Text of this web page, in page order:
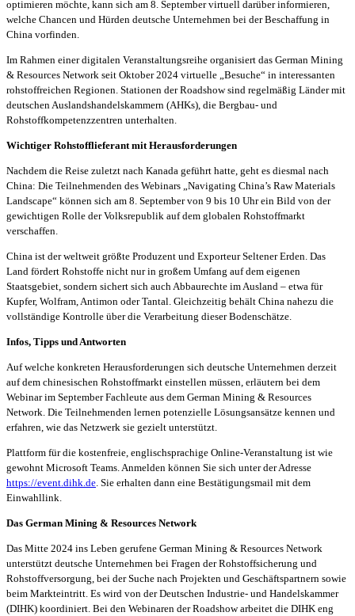
optimieren möchte, kann sich am 8. September virtuell darüber informieren,
welche Chancen und Hürden deutsche Unternehmen bei der Beschaffung in
China vorfinden.
Im Rahmen einer digitalen Veranstaltungsreihe organisiert das German Mining
& Resources Network seit Oktober 2024 virtuelle „Besuche“ in interessanten
rohstoffreichen Regionen. Stationen der Roadshow sind regelmäßig Länder mit
deutschen Auslandshandelskammern (AHKs), die Bergbau- und
Rohstoffkompetenzzentren unterhalten.
Wichtiger Rohstofflieferant mit Herausforderungen
Nachdem die Reise zuletzt nach Kanada geführt hatte, geht es diesmal nach
China: Die Teilnehmenden des Webinars „Navigating China’s Raw Materials
Landscape“ können sich am 8. September von 9 bis 10 Uhr ein Bild von der
gewichtigen Rolle der Volksrepublik auf dem globalen Rohstoffmarkt
verschaffen.
China ist der weltweit größte Produzent und Exporteur Seltener Erden. Das
Land fördert Rohstoffe nicht nur in großem Umfang auf dem eigenen
Staatsgebiet, sondern sichert sich auch Abbaurechte im Ausland – etwa für
Kupfer, Wolfram, Antimon oder Tantal. Gleichzeitig behält China nahezu die
vollständige Kontrolle über die Verarbeitung dieser Bodenschätze.
Infos, Tipps und Antworten
Auf welche konkreten Herausforderungen sich deutsche Unternehmen derzeit
auf dem chinesischen Rohstoffmarkt einstellen müssen, erläutern bei dem
Webinar im September Fachleute aus dem German Mining & Resources
Network. Die Teilnehmenden lernen potenzielle Lösungsansätze kennen und
erfahren, wie das Netzwerk sie gezielt unterstützt.
Plattform für die kostenfreie, englischsprachige Online-Veranstaltung ist wie
gewohnt Microsoft Teams. Anmelden können Sie sich unter der Adresse
https://event.dihk.de . Sie erhalten dann eine Bestätigungsmail mit dem
Einwahllink.
Das German Mining & Resources Network
Das Mitte 2024 ins Leben gerufene German Mining & Resources Network
unterstützt deutsche Unternehmen bei Fragen der Rohstoffsicherung und
Rohstoffversorgung, bei der Suche nach Projekten und Geschäftspartnern sowie
beim Markteintritt. Es wird von der Deutschen Industrie- und Handelskammer
(DIHK) koordiniert. Bei den Webinaren der Roadshow arbeitet die DIHK eng